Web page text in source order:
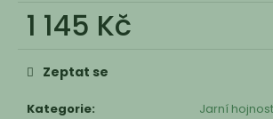
1 145 Kč
cena:
Kategorie:
Jarní
Zeptat se